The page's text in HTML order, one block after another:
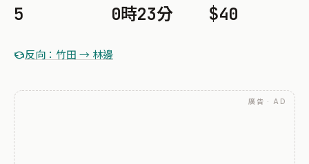
5 0時23分 $40
反向：竹田 → 林邊
廣告 · AD